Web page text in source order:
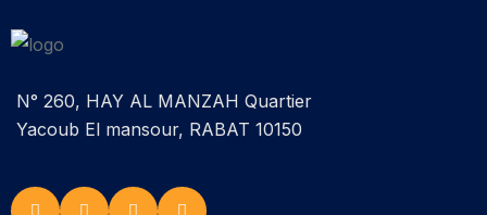
N° 260, HAY AL MANZAH Quartier
Yacoub El mansour, RABAT 10150